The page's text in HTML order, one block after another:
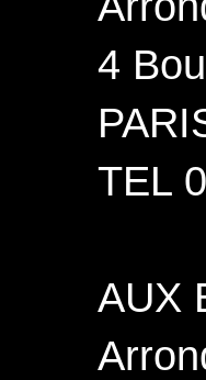
4
TEL
AUX